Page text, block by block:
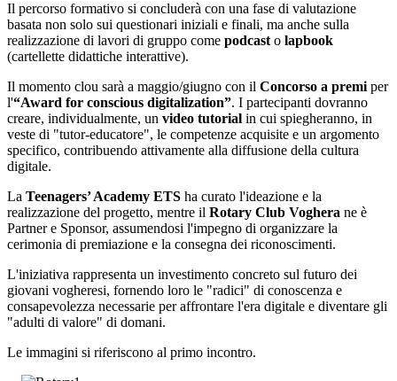
Il percorso formativo si concluderà con una fase di valutazione
basata non solo sui questionari iniziali e finali, ma anche sulla
realizzazione di lavori di gruppo come podcast o lapbook
(cartellette didattiche interattive).
Il momento clou sarà a maggio/giugno con il Concorso a premi per
l'“Award for conscious digitalization”. I partecipanti dovranno
creare, individualmente, un video tutorial in cui spiegheranno, in
veste di "tutor-educatore", le competenze acquisite e un argomento
specifico, contribuendo attivamente alla diffusione della cultura
digitale.
La Teenagers’ Academy ETS ha curato l'ideazione e la
realizzazione del progetto, mentre il Rotary Club Voghera ne è
Partner e Sponsor, assumendosi l'impegno di organizzare la
cerimonia di premiazione e la consegna dei riconoscimenti.
L'iniziativa rappresenta un investimento concreto sul futuro dei
giovani vogheresi, fornendo loro le "radici" di conoscenza e
consapevolezza necessarie per affrontare l'era digitale e diventare gli
"adulti di valore" di domani.
Le immagini si riferiscono al primo incontro.